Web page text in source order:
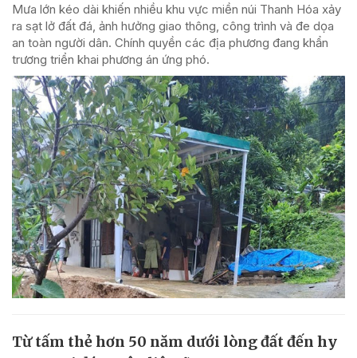
Mưa lớn kéo dài khiến nhiều khu vực miền núi Thanh Hóa xảy
ra sạt lở đất đá, ảnh hưởng giao thông, công trình và đe dọa
an toàn người dân. Chính quyền các địa phương đang khẩn
trương triển khai phương án ứng phó.
Từ tấm thẻ hơn 50 năm dưới lòng đất đến hy